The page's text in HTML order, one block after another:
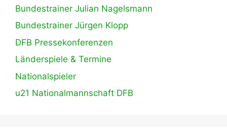
Bundestrainer Julian Nagelsmann
Bundestrainer Jürgen Klopp
DFB Pressekonferenzen
Länderspiele & Termine
Nationalspieler
u21 Nationalmannschaft DFB